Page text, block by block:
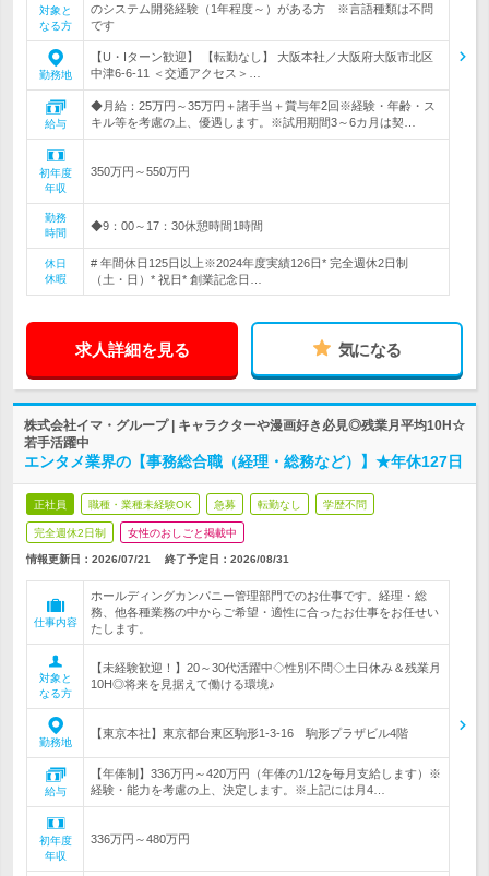
対象と
なる方
のシステム開発経験（1年程度～）がある方 ※言語種類は不問
です
勤務地
【U・Iターン歓迎】 【転勤なし】 大阪本社／大阪府大阪市北区
中津6-6-11 ＜交通アクセス＞…
給与
◆月給：25万円～35万円＋諸手当＋賞与年2回※経験・年齢・ス
キル等を考慮の上、優遇します。※試用期間3～6カ月は契…
初年度
年収
350万円～550万円
勤務
時間
◆9：00～17：30休憩時間1時間
休日
休暇
# 年間休日125日以上※2024年度実績126日* 完全週休2日制
（土・日）* 祝日* 創業記念日…
求人詳細を見る 気になる
株式会社イマ・グループ | キャラクターや漫画好き必見◎残業月平均10H☆
若手活躍中
エンタメ業界の【事務総合職（経理・総務など）】★年休127日
正社員 職種・業種未経験OK 急募 転勤なし 学歴不問
完全週休2日制 女性のおしごと掲載中
情報更新日：2026/07/21 終了予定日： 2026/08/31
仕事内容
ホールディングカンパニー管理部門でのお仕事です。経理・総
務、他各種業務の中からご希望・適性に合ったお仕事をお任せい
たします。
対象と
なる方
【未経験歓迎！】20～30代活躍中◇性別不問◇土日休み＆残業月
10H◎将来を見据えて働ける環境♪
勤務地
【東京本社】東京都台東区駒形1-3-16 駒形プラザビル4階
給与
【年俸制】336万円～420万円（年俸の1/12を毎月支給します）※
経験・能力を考慮の上、決定します。※上記には月4…
初年度
年収
336万円～480万円